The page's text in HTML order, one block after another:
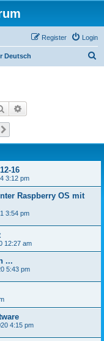
Login
Register
Deutsch
Search
16
3:12 pm
Raspberry OS mit
3:54 pm
12:27 am
...
5:43 pm
4:15 pm